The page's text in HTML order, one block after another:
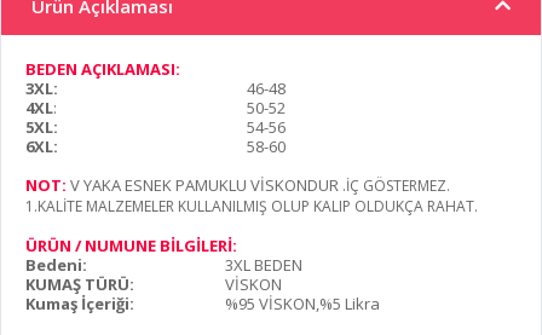
Ürün Açıklaması
BEDEN AÇIKLAMASI:
3XL:
46-48
4XL:
50-52
5XL:
54-56
6XL:
58-60
NOT: V YAKA ESNEK PAMUKLU VİSKONDUR .İÇ GÖSTERMEZ.
1.KALİTE MALZEMELER KULLANILMIŞ OLUP KALIP OLDUKÇA RAHAT.
ÜRÜN / NUMUNE BİLGİLERİ:
Bedeni:
3XL BEDEN
KUMAŞ TÜRÜ:
VİSKON
Kumaş İçeriği:
%95 VİSKON,%5 Likra